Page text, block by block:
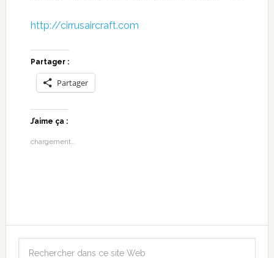
http://cirrusaircraft.com
Partager :
Partager
J’aime ça :
chargement…